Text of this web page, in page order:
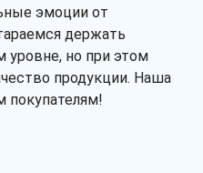
эмоции от
держать
уровне, но при этом
продукции. Наша
покупателям!